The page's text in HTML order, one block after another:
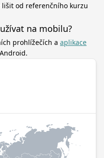
od referenčního kurzu
na mobilu?
prohlížečích a aplikace